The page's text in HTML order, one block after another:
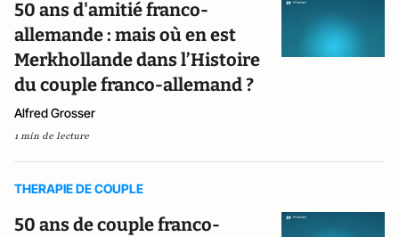
50 ans d'amitié franco-
allemande : mais où en est
Merkhollande dans l’Histoire
du couple franco-allemand ?
Alfred Grosser
1 min de lecture
THERAPIE DE COUPLE
50 ans de couple franco-